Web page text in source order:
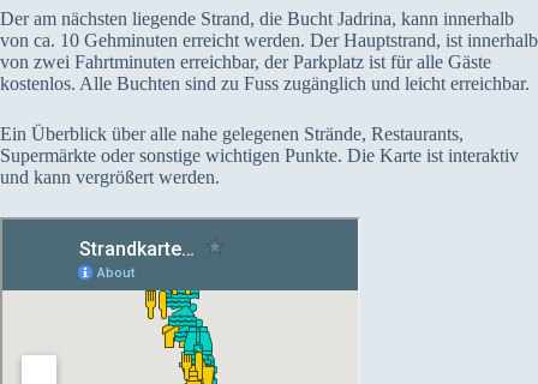
Der am nächsten liegende Strand, die Bucht Jadrina, kann innerhalb
von ca. 10 Gehminuten erreicht werden. Der Hauptstrand, ist innerhalb
von zwei Fahrtminuten erreichbar, der Parkplatz ist für alle Gäste
kostenlos. Alle Buchten sind zu Fuss zugänglich und leicht erreichbar.
Ein Überblick über alle nahe gelegenen Strände, Restaurants,
Supermärkte oder sonstige wichtigen Punkte. Die Karte ist interaktiv
und kann vergrößert werden.